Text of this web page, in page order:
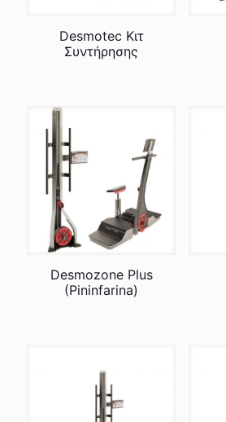
Desmotec Κιτ
Συντήρησης
Desmozone Plus
(Pininfarina)